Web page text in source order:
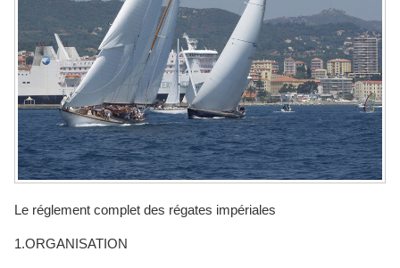
Le réglement complet des régates impériales
1.ORGANISATION